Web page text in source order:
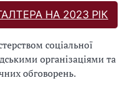
НА 2023 РІК
соціальної
організаціями та
обговорень.